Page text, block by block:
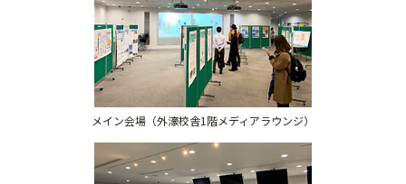
メイン会場（外濠校舎1階メディアラウンジ）